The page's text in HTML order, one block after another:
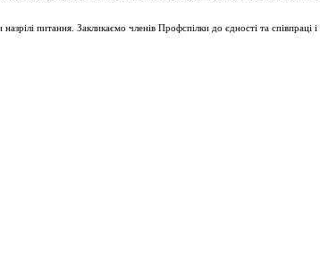
питання. Закликаємо членів Профспілки до єдності та